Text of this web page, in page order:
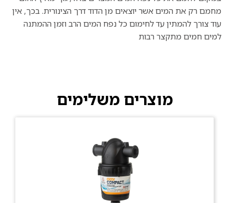
מחמם רק את המים אשר יוצאים מן הדוד דרך הצינורית. בכך, אין
עוד צורך להמתין עד לחימום כל נפח המים הרב וזמן ההמתנה
למים חמים מתקצר רבות
מוצרים משלימים